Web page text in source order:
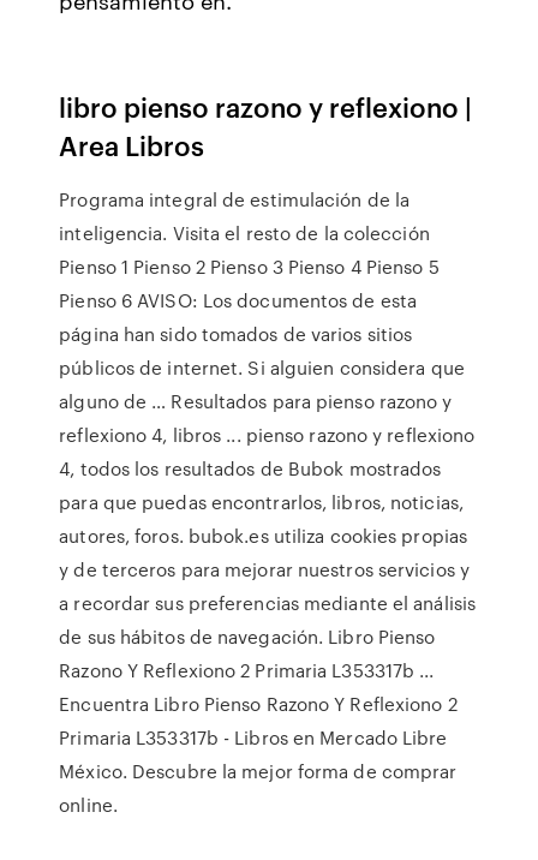
libro pienso razono y reflexiono |
Area Libros
Programa integral de estimulación de la
inteligencia. Visita el resto de la colección
Pienso 1 Pienso 2 Pienso 3 Pienso 4 Pienso 5
Pienso 6 AVISO: Los documentos de esta
página han sido tomados de varios sitios
públicos de internet. Si alguien considera que
alguno de … Resultados para pienso razono y
reflexiono 4, libros ... pienso razono y reflexiono
4, todos los resultados de Bubok mostrados
para que puedas encontrarlos, libros, noticias,
autores, foros. bubok.es utiliza cookies propias
y de terceros para mejorar nuestros servicios y
a recordar sus preferencias mediante el análisis
de sus hábitos de navegación. Libro Pienso
Razono Y Reflexiono 2 Primaria L353317b ...
Encuentra Libro Pienso Razono Y Reflexiono 2
Primaria L353317b - Libros en Mercado Libre
México. Descubre la mejor forma de comprar
online.